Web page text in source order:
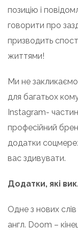
позицію і
говорити про
призводить
життями!
Ми не
для багатьох
Instagram-
професійний
додатки
вас здивувати.
Додатки, які
Одне з нових
англ. Doom –